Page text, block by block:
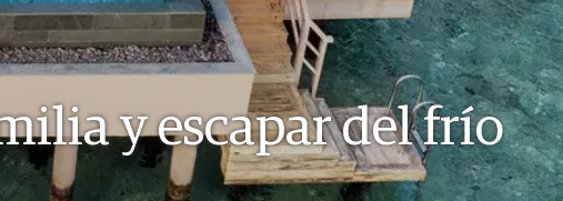
y escapar del frío